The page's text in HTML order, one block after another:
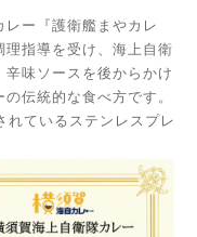
ー『護衛艦まやカレ
指導を受け、海上自衛
味ソースを後からかけ
伝統的な食べ方です。
ているステンレスプレ